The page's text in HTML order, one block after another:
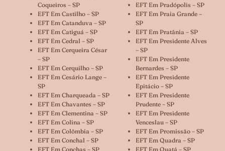
Coqueiros – SP
EFT Em Castilho – SP
EFT Em Catanduva – SP
EFT Em Catiguá – SP
EFT Em Cedral – SP
EFT Em Cerqueira César
– SP
EFT Em Cerquilho – SP
EFT Em Cesário Lange –
SP
EFT Em Charqueada – SP
EFT Em Chavantes – SP
EFT Em Clementina – SP
EFT Em Colina – SP
EFT Em Colômbia – SP
EFT Em Conchal – SP
EFT Em Conchas – SP
EFT Em Pradópolis – SP
EFT Em Praia Grande –
SP
EFT Em Pratânia – SP
EFT Em Presidente Alves
– SP
EFT Em Presidente
Bernardes – SP
EFT Em Presidente
Epitácio – SP
EFT Em Presidente
Prudente – SP
EFT Em Presidente
Venceslau – SP
EFT Em Promissão – SP
EFT Em Quadra – SP
EFT Em Quatá – SP